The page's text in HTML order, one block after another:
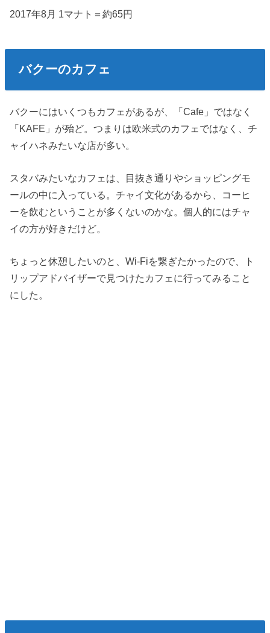
2017年8月 1マナト＝約65円
バクーのカフェ
バクーにはいくつもカフェがあるが、「Cafe」ではなく
「KAFE」が殆ど。つまりは欧米式のカフェではなく、チ
ャイハネみたいな店が多い。
スタバみたいなカフェは、目抜き通りやショッピングモ
ールの中に入っている。チャイ文化があるから、コーヒ
ーを飲むということが多くないのかな。個人的にはチャ
イの方が好きだけど。
ちょっと休憩したいのと、Wi-Fiを繋ぎたかったので、ト
リップアドバイザーで見つけたカフェに行ってみること
にした。